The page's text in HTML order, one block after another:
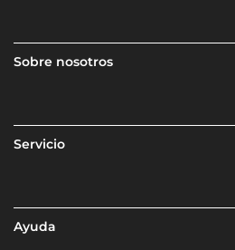
Sobre nosotros
Servicio
Ayuda